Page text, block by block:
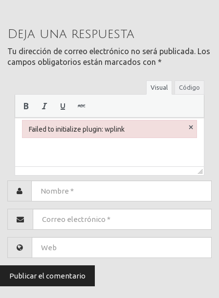
Deja una respuesta
Tu dirección de correo electrónico no será publicada. Los
campos obligatorios están marcados con *
Visual Código
Failed to initialize plugin: wplink ×
Failed to initialize plugin: wplink